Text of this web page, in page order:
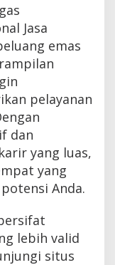
Jasa
emas
pelayanan
dan
yang luas,
yang
Anda.
lebih valid
situs